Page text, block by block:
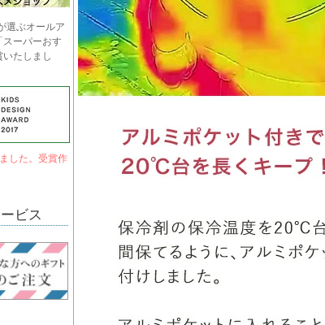
選ぶオールア
ーパーおす
たしまし
した。受賞作
ビス